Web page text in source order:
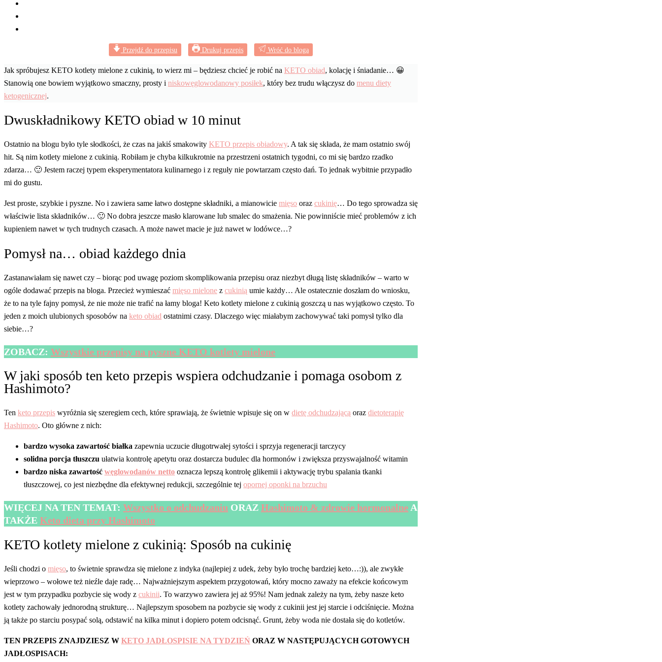
(Paleo,
LowCarb)
Przejdź do przepisu Drukuj przepis Wróć do bloga
Jak spróbujesz KETO kotlety mielone z cukinią, to wierz mi – będziesz chcieć je robić na KETO obiad, kolację i śniadanie… 😀
Stanowią one bowiem wyjątkowo smaczny, prosty i niskowęglowodanowy posiłek, który bez trudu włączysz do menu diety
ketogenicznej.
Dwuskładnikowy KETO obiad w 10 minut
Ostatnio na blogu było tyle słodkości, że czas na jakiś smakowity KETO przepis obiadowy. A tak się składa, że mam ostatnio swój
hit. Są nim kotlety mielone z cukinią. Robiłam je chyba kilkukrotnie na przestrzeni ostatnich tygodni, co mi się bardzo rzadko
zdarza… 🙂 Jestem raczej typem eksperymentatora kulinarnego i z reguły nie powtarzam często dań. To jednak wybitnie przypadło
mi do gustu.
Jest proste, szybkie i pyszne. No i zawiera same łatwo dostępne składniki, a mianowicie mięso oraz cukinię… Do tego sprowadza się
właściwie lista składników… 🙂 No dobra jeszcze masło klarowane lub smalec do smażenia. Nie powinniście mieć problemów z ich
kupieniem nawet w tych trudnych czasach. A może nawet macie je już nawet w lodówce…?
Pomysł na… obiad każdego dnia
Zastanawiałam się nawet czy – biorąc pod uwagę poziom skomplikowania przepisu oraz niezbyt długą listę składników – warto w
ogóle dodawać przepis na bloga. Przecież wymieszać mięso mielone z cukinią umie każdy… Ale ostatecznie doszłam do wniosku,
że to na tyle fajny pomysł, że nie może nie trafić na łamy bloga! Keto kotlety mielone z cukinią goszczą u nas wyjątkowo często. To
jeden z moich ulubionych sposobów na keto obiad ostatnimi czasy. Dlaczego więc miałabym zachowywać taki pomysł tylko dla
siebie…?
ZOBACZ: Wszystkie przepisy na pyszne KETO kotlety mielone
W jaki sposób ten keto przepis wspiera odchudzanie i pomaga osobom z
Hashimoto?
Ten keto przepis wyróżnia się szeregiem cech, które sprawiają, że świetnie wpisuje się on w dietę odchudzającą oraz dietoterapię
Hashimoto. Oto główne z nich:
bardzo wysoka zawartość białka zapewnia uczucie długotrwałej sytości i sprzyja regeneracji tarczycy
solidna porcja tłuszczu ułatwia kontrolę apetytu oraz dostarcza budulec dla hormonów i zwiększa przyswajalność witamin
bardzo niska zawartość węglowodanów netto oznacza lepszą kontrolę glikemii i aktywację trybu spalania tkanki
tłuszczowej, co jest niezbędne dla efektywnej redukcji, szczególnie tej opornej oponki na brzuchu
WIĘCEJ NA TEN TEMAT: Wszystko o odchudzaniu ORAZ Hashimoto & zdrowie hormonalne A
TAKŻE Keto dieta przy Hashimoto
KETO kotlety mielone z cukinią: Sposób na cukinię
Jeśli chodzi o mięso, to świetnie sprawdza się mielone z indyka (najlepiej z udek, żeby było trochę bardziej keto…:)), ale zwykłe
wieprzowo – wołowe też nieźle daje radę… Najważniejszym aspektem przygotowań, który mocno zaważy na efekcie końcowym
jest w tym przypadku pozbycie się wody z cukinii. To warzywo zawiera jej aż 95%! Nam jednak zależy na tym, żeby nasze keto
kotlety zachowały jednorodną strukturę… Najlepszym sposobem na pozbycie się wody z cukinii jest jej starcie i odciśnięcie. Można
ją także po starciu posypać solą, odstawić na kilka minut i dopiero potem odcisnąć. Grunt, żeby woda nie dostała się do kotletów.
TEN PRZEPIS ZNAJDZIESZ W KETO JADŁOSPISIE NA TYDZIEŃ ORAZ W NASTĘPUJĄCYCH GOTOWYCH
JADŁOSPISACH: